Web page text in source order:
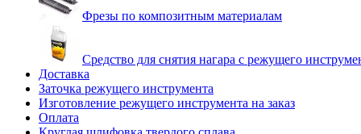
Фрезы по композитным материалам
Средство для снятия нагара с режущего
Доставка
Заточка режущего инструмента
Изготовление режущего инструмента на заказ
Оплата